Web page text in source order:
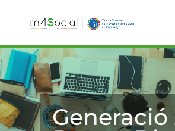
Generació